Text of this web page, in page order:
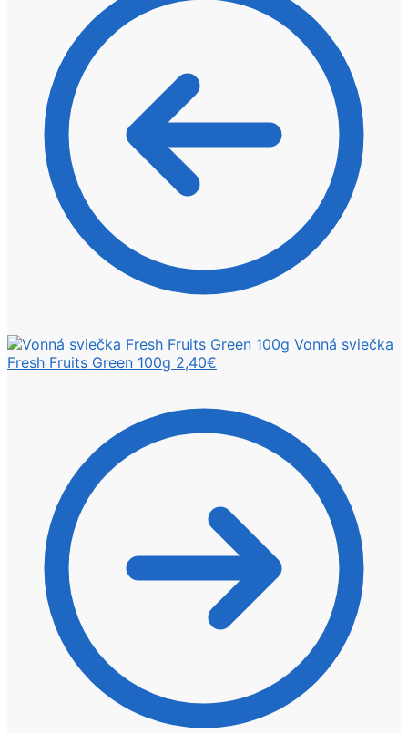
Vonná sviečka
Fresh Fruits Green 100g 2,40€